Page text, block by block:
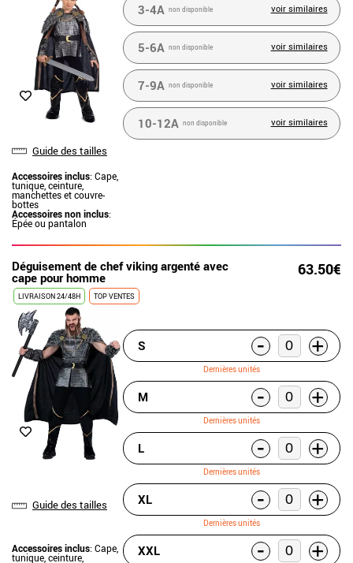
Guide des tailles
Accessoires inclus: Cape,
tunique, ceinture,
manchettes et couvre-
bottes
Accessoires non inclus:
Épée ou pantalon
3-4A non disponible voir similaires
5-6A non disponible voir similaires
7-9A non disponible voir similaires
10-12A non disponible voir similaires
Déguisement de chef viking argenté avec
cape pour homme 63.50€
LIVRAISON 24/48H TOP VENTES
Guide des tailles
Accessoires inclus: Cape,
tunique, ceinture,
S - +
Dernières unités
M - +
Dernières unités
L - +
Dernières unités
XL - +
Dernières unités
XXL - +